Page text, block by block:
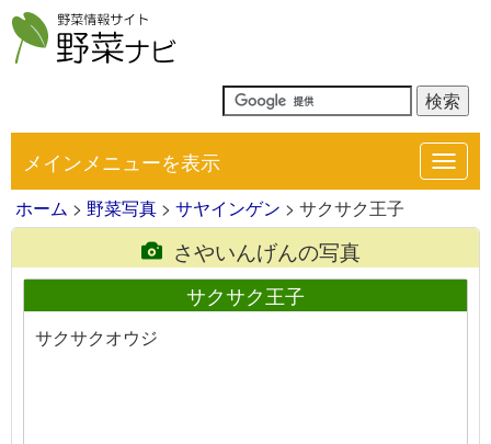
メインメニューを表示
ホーム > 野菜写真 > サヤインゲン > サクサク王子
さやいんげんの写真
サクサク王子
サクサクオウジ